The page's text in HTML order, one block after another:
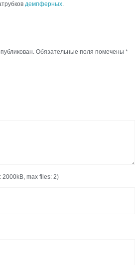
демпферных.
Обязательные поля помечены *
2000kB, max files: 2)